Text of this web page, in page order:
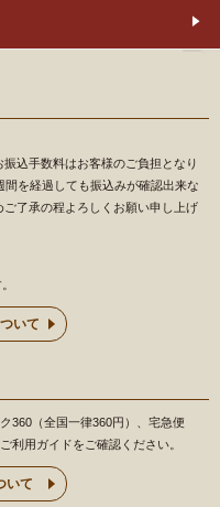
込手数料はお客様のご負担となり
を経過しても振込みが確認出来な
了承の程よろしくお願い申し上げ
いて
360（全国一律360円）、宅急便
利用ガイドをご確認ください。
いて